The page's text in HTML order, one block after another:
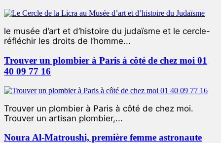
le musée d’art et d’histoire du judaïsme et le cercle-
réfléchir les droits de l’homme...
Trouver un plombier à Paris à côté de chez moi 01
40 09 77 16
Trouver un plombier à Paris à côté de chez moi.
Trouver un artisan plombier,...
Noura Al-Matroushi, première femme astronaute